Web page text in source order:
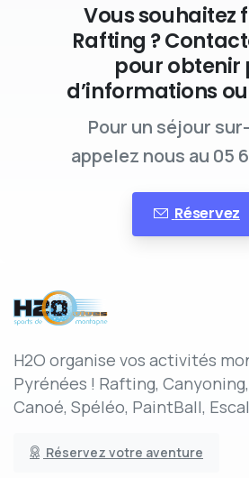
Vous souhaitez
Rafting ?
pour obtenir
d’informations
Pour un séjour
appelez nous au 05
Réservez
H2O organise vos activités
Pyrénées ! Rafting,
Canoé, Spéléo, PaintBall,
Réservez votre aventure